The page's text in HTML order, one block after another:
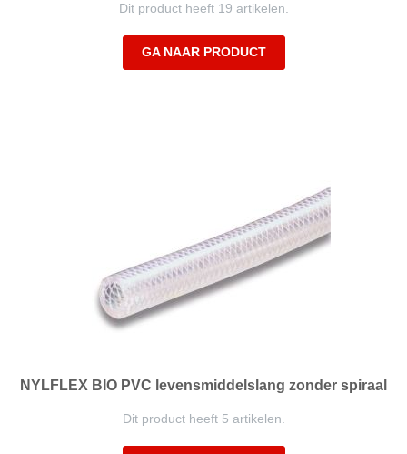
Dit product heeft 19 artikelen.
GA NAAR PRODUCT
NYLFLEX BIO PVC levensmiddelslang zonder spiraal
Dit product heeft 5 artikelen.